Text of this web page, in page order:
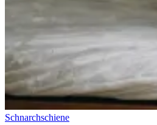
Schnarchschiene